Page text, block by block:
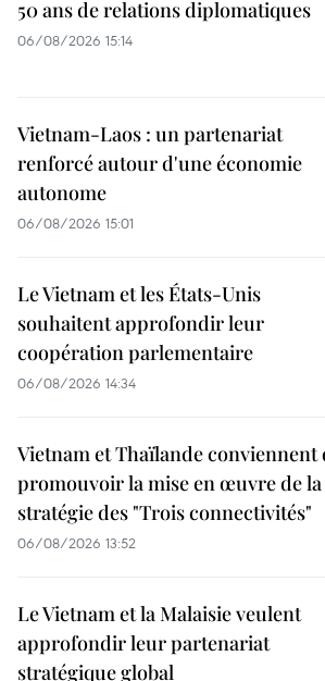
50 ans de relations diplomatiques
06/08/2026 15:14
Vietnam-Laos : un partenariat
renforcé autour d'une économie
autonome
06/08/2026 15:01
Le Vietnam et les États-Unis
souhaitent approfondir leur
coopération parlementaire
06/08/2026 14:34
Vietnam et Thaïlande conviennent
promouvoir la mise en œuvre de la
stratégie des "Trois connectivités"
06/08/2026 13:52
Le Vietnam et la Malaisie veulent
approfondir leur partenariat
stratégique global